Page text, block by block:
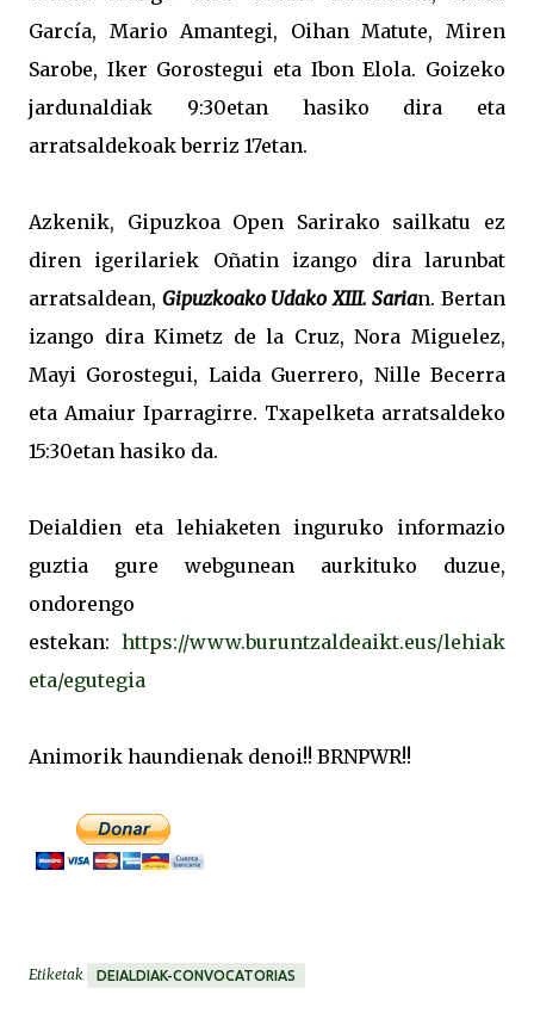
García, Mario Amantegi, Oihan Matute, Miren
Sarobe, Iker Gorostegui eta Ibon Elola. Goizeko
jardunaldiak 9:30etan hasiko dira eta
arratsaldekoak berriz 17etan.
Azkenik, Gipuzkoa Open Sarirako sailkatu ez
diren igerilariek Oñatin izango dira larunbat
arratsaldean, Gipuzkoako Udako XIII. Sarian. Bertan
izango dira Kimetz de la Cruz, Nora Miguelez,
Mayi Gorostegui, Laida Guerrero, Nille Becerra
eta Amaiur Iparragirre. Txapelketa arratsaldeko
15:30etan hasiko da.
Deialdien eta lehiaketen inguruko informazio
guztia gure webgunean aurkituko duzue,
ondorengo
estekan: https://www.buruntzaldeaikt.eus/lehiak
eta/egutegia
Animorik haundienak denoi!! BRNPWR!!
Etiketak DEIALDIAK-CONVOCATORIAS